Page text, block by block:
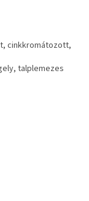
cinkkromátozott,
talplemezes